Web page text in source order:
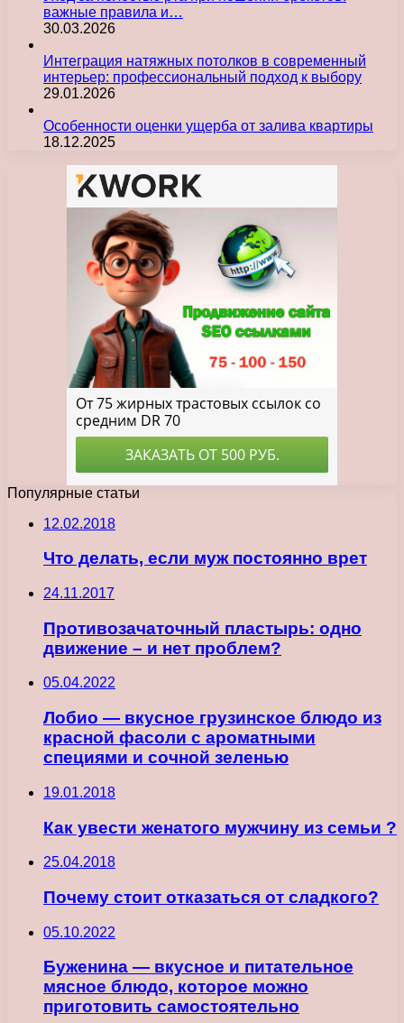
важные правила и…
30.03.2026
Интеграция натяжных потолков в современный
интерьер: профессиональный подход к выбору
29.01.2026
Особенности оценки ущерба от залива квартиры
18.12.2025
Популярные статьи
12.02.2018
Что делать, если муж постоянно врет
24.11.2017
Противозачаточный пластырь: одно
движение – и нет проблем?
05.04.2022
Лобио — вкусное грузинское блюдо из
красной фасоли с ароматными
специями и сочной зеленью
19.01.2018
Как увести женатого мужчину из семьи ?
25.04.2018
Почему стоит отказаться от сладкого?
05.10.2022
Буженина — вкусное и питательное
мясное блюдо, которое можно
приготовить самостоятельно